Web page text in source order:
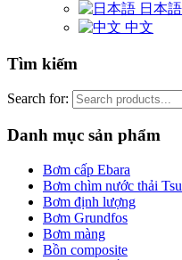
日本語
中文
Tìm kiếm
Search for:
Danh mục sản phẩm
Bơm cấp Ebara
Bơm chìm nước thải
Bơm định lượng
Bơm Grundfos
Bơm màng
Bồn composite